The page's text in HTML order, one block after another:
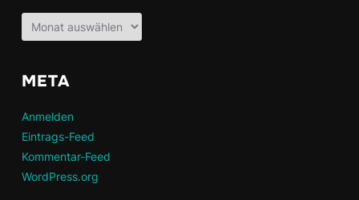
Archiv
META
Anmelden
Eintrags-Feed
Kommentar-Feed
WordPress.org